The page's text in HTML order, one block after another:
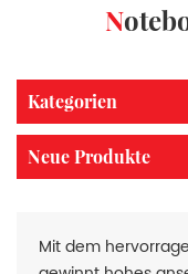
Kategorien
Neue Produkte
Mit dem